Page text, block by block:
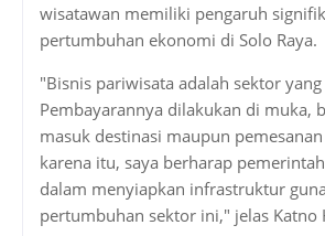
wisatawan memiliki pengaruh
pertumbuhan ekonomi di Solo Raya.
"Bisnis pariwisata adalah sektor
Pembayarannya dilakukan di muka,
masuk destinasi maupun
karena itu, saya berharap
dalam menyiapkan infrastruktur
pertumbuhan sektor ini," jelas Katno